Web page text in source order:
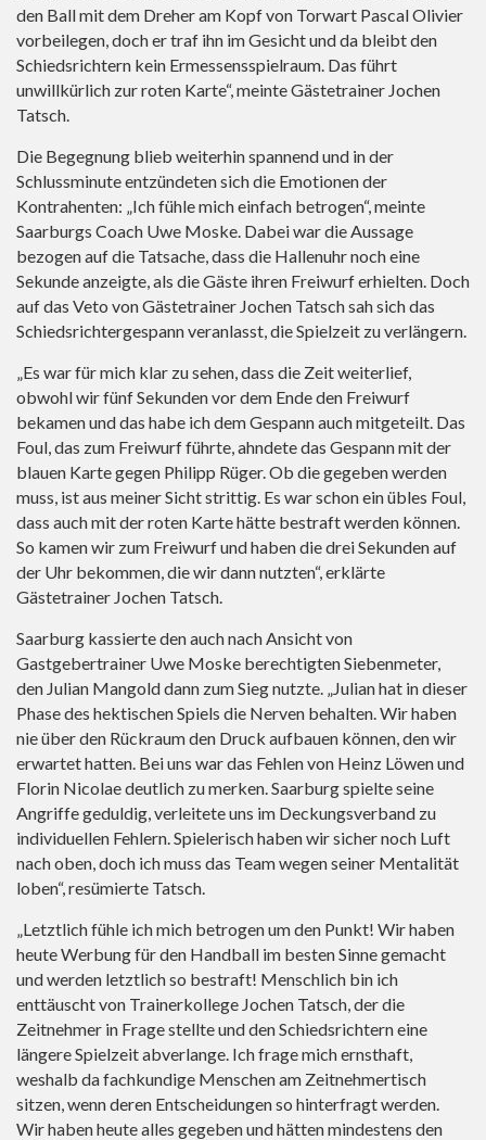
den Ball mit dem Dreher am Kopf von Torwart Pascal Olivier
vorbeilegen, doch er traf ihn im Gesicht und da bleibt den
Schiedsrichtern kein Ermessensspielraum. Das führt
unwillkürlich zur roten Karte“, meinte Gästetrainer Jochen
Tatsch.
Die Begegnung blieb weiterhin spannend und in der
Schlussminute entzündeten sich die Emotionen der
Kontrahenten: „Ich fühle mich einfach betrogen“, meinte
Saarburgs Coach Uwe Moske. Dabei war die Aussage
bezogen auf die Tatsache, dass die Hallenuhr noch eine
Sekunde anzeigte, als die Gäste ihren Freiwurf erhielten. Doch
auf das Veto von Gästetrainer Jochen Tatsch sah sich das
Schiedsrichtergespann veranlasst, die Spielzeit zu verlängern.
„Es war für mich klar zu sehen, dass die Zeit weiterlief,
obwohl wir fünf Sekunden vor dem Ende den Freiwurf
bekamen und das habe ich dem Gespann auch mitgeteilt. Das
Foul, das zum Freiwurf führte, ahndete das Gespann mit der
blauen Karte gegen Philipp Rüger. Ob die gegeben werden
muss, ist aus meiner Sicht strittig. Es war schon ein übles Foul,
dass auch mit der roten Karte hätte bestraft werden können.
So kamen wir zum Freiwurf und haben die drei Sekunden auf
der Uhr bekommen, die wir dann nutzten“, erklärte
Gästetrainer Jochen Tatsch.
Saarburg kassierte den auch nach Ansicht von
Gastgebertrainer Uwe Moske berechtigten Siebenmeter,
den Julian Mangold dann zum Sieg nutzte. „Julian hat in dieser
Phase des hektischen Spiels die Nerven behalten. Wir haben
nie über den Rückraum den Druck aufbauen können, den wir
erwartet hatten. Bei uns war das Fehlen von Heinz Löwen und
Florin Nicolae deutlich zu merken. Saarburg spielte seine
Angriffe geduldig, verleitete uns im Deckungsverband zu
individuellen Fehlern. Spielerisch haben wir sicher noch Luft
nach oben, doch ich muss das Team wegen seiner Mentalität
loben“, resümierte Tatsch.
„Letztlich fühle ich mich betrogen um den Punkt! Wir haben
heute Werbung für den Handball im besten Sinne gemacht
und werden letztlich so bestraft! Menschlich bin ich
enttäuscht von Trainerkollege Jochen Tatsch, der die
Zeitnehmer in Frage stellte und den Schiedsrichtern eine
längere Spielzeit abverlange. Ich frage mich ernsthaft,
weshalb da fachkundige Menschen am Zeitnehmertisch
sitzen, wenn deren Entscheidungen so hinterfragt werden.
Wir haben heute alles gegeben und hätten mindestens den